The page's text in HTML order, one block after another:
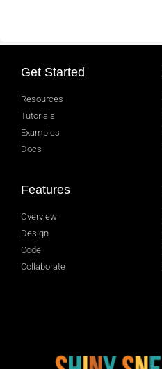
Get Started
Resources
Tutorials
Examples
Docs
Features
Overview
Design
Code
Collaborate